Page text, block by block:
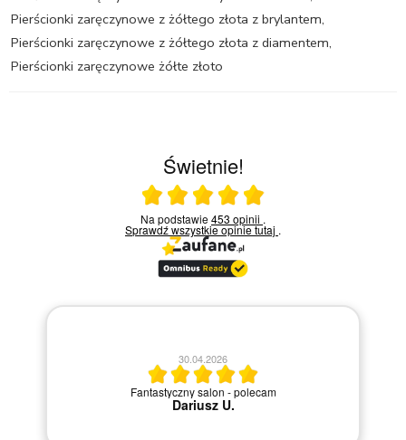
Pierścionki zaręczynowe z żółtego złota z brylantem,
Pierścionki zaręczynowe z żółtego złota z diamentem,
Pierścionki zaręczynowe żółte złoto
Świetnie!
Ocena średnia 5 na 5
Na podstawie453 opinii .
Sprawdź wszystkie opinietutaj .
20.04.2026
Szybka i sprawna obsługa.